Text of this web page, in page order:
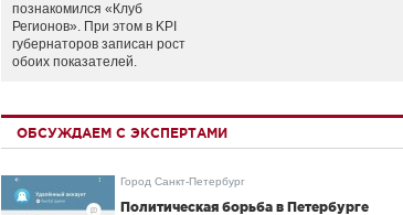
познакомился «Клуб
Регионов». При этом в KPI
губернаторов записан рост
обоих показателей.
ОБСУЖДАЕМ С ЭКСПЕРТАМИ
Город Санкт-Петербург
Политическая борьба в Петербурге